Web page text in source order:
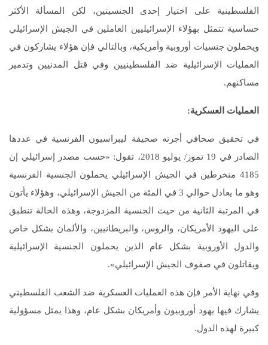
الفلسطينية على اختيار إحدى الجنسيتين، لكن المسألة الأكثر
حساسية تتمثل بهؤلاء الإسرائيليين العاملين في الجيش الإسرائيلي
ويحملون جنسيات أوروبية وأمريكية، وبالتالي فإن هؤلاء يشاركون في
العمليات الإسرائيلية ضد الفلسطينيين وفي قتل المدنيين وتدمير
مساكنهم.
العمليات العسكرية:
في تحقيق صحافي أجرته صحيفة ليبراسيون الفرنسية في عددها
الصادر في 19 تموز/ يوليو 2018، تقول: «حسب مصدر إسرائيلي إن
4185 منخرطين في الجيش الإسرائيلي يحملون الجنسية الفرنسية
وهو ما يعادل حوالي 3 في المئة من الجيش الإسرائيلي، وهؤلاء يأتون
في المرتبة الثانية من حيث الجنسية المزدوجة، وهذه الحالة تنطبق
على اليهود الأمريكان، والروس، والبريطانيين، والألمان بشكل خاص
والدول الأوروبية بشكل عام الذين يحملون الجنسية الإسرائيلية
ويقاتلون في صفوف الجيش الإسرائيلي».
وفي نهاية الأمر فإن هذه العمليات العسكرية ضد الشعب الفلسطيني
يشارك فيها يهود أوروبيون وأمريكان بشكل عام، وهذا يمثل مسؤولية
كبيرة لهذه الدول.